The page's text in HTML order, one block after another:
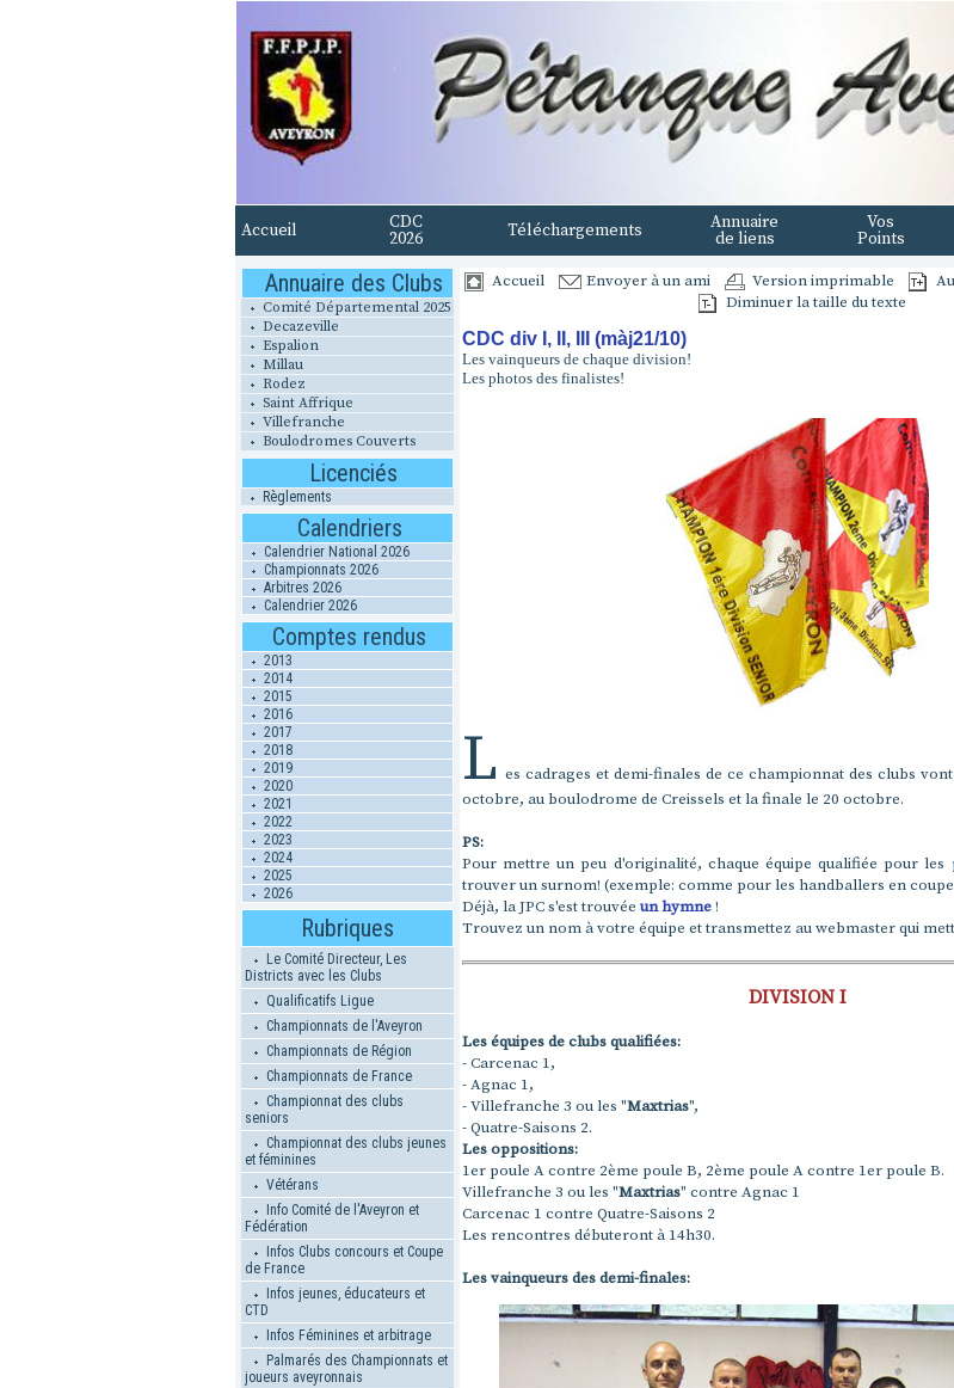
Accueil CDC
2026 Téléchargements Annuaire
de liens
Vos
Points
Annuaire des Clubs
Comité Départemental 2025
Decazeville
Espalion
Millau
Rodez
Saint Affrique
Villefranche
Boulodromes Couverts
Licenciés
Règlements
Calendriers
Calendrier National 2026
Championnats 2026
Arbitres 2026
Calendrier 2026
Comptes rendus
2013
2014
2015
2016
2017
2018
2019
2020
2021
2022
2023
2024
2025
2026
Rubriques
Le Comité Directeur, Les
Districts avec les Clubs
Qualificatifs Ligue
Championnats de l'Aveyron
Championnats de Région
Championnats de France
Championnat des clubs
seniors
Championnat des clubs jeunes
et féminines
Vétérans
Info Comité de l'Aveyron et
Fédération
Infos Clubs concours et Coupe
de France
Infos jeunes, éducateurs et
CTD
Infos Féminines et arbitrage
Palmarés des Championnats et
joueurs aveyronnais
Accueil Envoyer à un ami Version imprimable
Diminuer la taille du texte
CDC div I, II, III (màj21/10)
Les vainqueurs de chaque division!
Les photos des finalistes!
L es cadrages et demi-finales de ce championnat des clubs
octobre, au boulodrome de Creissels et la finale le 20 octobre.
PS:
Pour mettre un peu d'originalité, chaque équipe qualifiée pour les
trouver un surnom! (exemple: comme pour les handballers en
Déjà, la JPC s'est trouvée un hymne!
Trouvez un nom à votre équipe et transmettez au webmaster qui
DIVISION I
Les équipes de clubs qualifiées:
- Carcenac 1,
- Agnac 1,
- Villefranche 3 ou les "Maxtrias",
- Quatre-Saisons 2.
Les oppositions:
1er poule A contre 2ème poule B, 2ème poule A contre 1er poule B.
Villefranche 3 ou les "Maxtrias" contre Agnac 1
Carcenac 1 contre Quatre-Saisons 2
Les rencontres débuteront à 14h30.
Les vainqueurs des demi-finales: